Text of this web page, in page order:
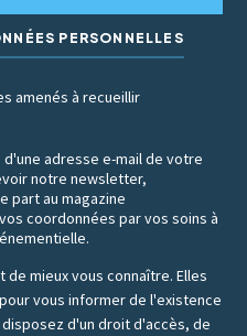
PERSONNELLES
amenés à recueillir
adresse e-mail de votre
notre newsletter,
part au magazine
coordonnées par vos soins à
mieux vous connaître. Elles
vous informer de l'existence
d'un droit d'accès, de